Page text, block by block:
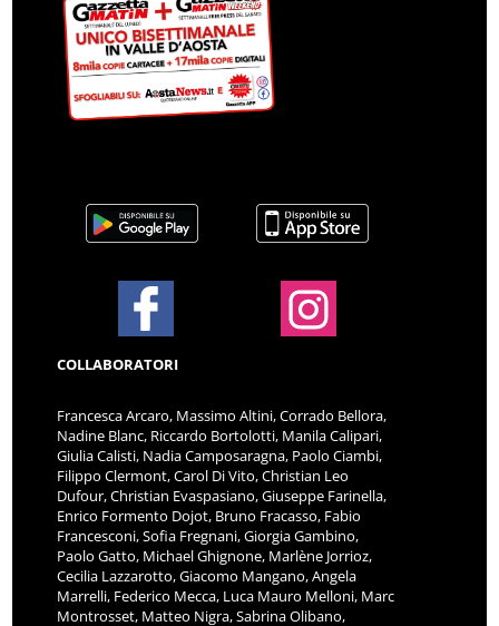
COLLABORATORI
Francesca Arcaro, Massimo Altini, Corrado Bellora,
Nadine Blanc, Riccardo Bortolotti, Manila Calipari,
Giulia Calisti, Nadia Camposaragna, Paolo Ciambi,
Filippo Clermont, Carol Di Vito, Christian Leo
Dufour, Christian Evaspasiano, Giuseppe Farinella,
Enrico Formento Dojot, Bruno Fracasso, Fabio
Francesconi, Sofia Fregnani, Giorgia Gambino,
Paolo Gatto, Michael Ghignone, Marlène Jorrioz,
Cecilia Lazzarotto, Giacomo Mangano, Angela
Marrelli, Federico Mecca, Luca Mauro Melloni, Marc
Montrosset, Matteo Nigra, Sabrina Olibano,